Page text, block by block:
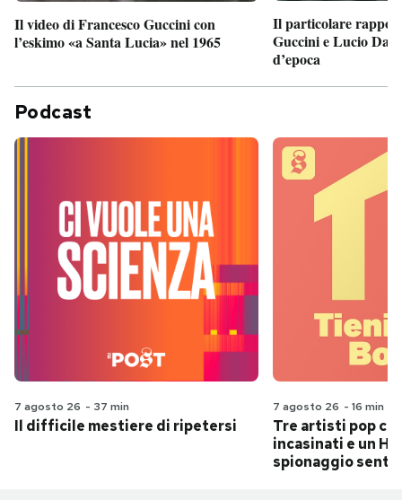
Il video di Francesco Guccini con
l’eskimo «a Santa Lucia» nel 1965
Il particolare
Guccini e Lucio
d’epoca
Podcast
7 agosto 26 - 37 min
Il difficile mestiere di ripetersi
7 agosto 26 - 16 min
Tre artisti pop
incasinati e un
spionaggio